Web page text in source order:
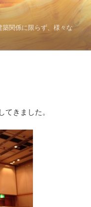
関係に限らず、様々な
てきました。